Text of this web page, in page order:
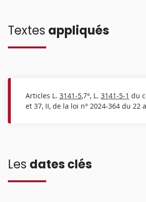
Textes appliqués
Articles L. 3141-5,7°, L. 3141-5-1 du
et 37, II, de la loi n° 2024-364 du 22
Les dates clés